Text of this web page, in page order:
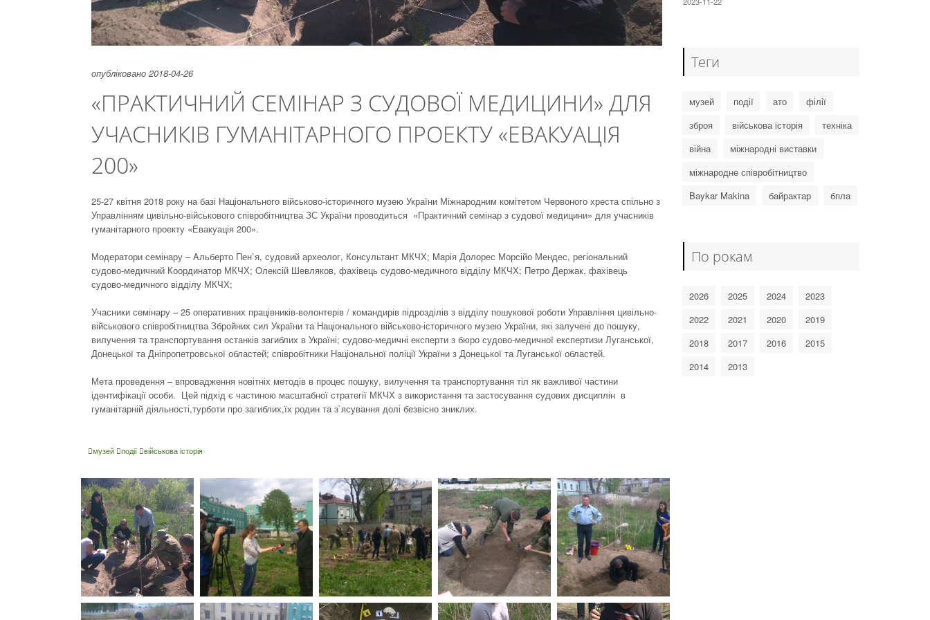
опубліковано 2018-04-26
«ПРАКТИЧНИЙ СЕМІНАР З СУДОВОЇ МЕДИЦИНИ» ДЛЯ
УЧАСНИКІВ ГУМАНІТАРНОГО ПРОЕКТУ «ЕВАКУАЦІЯ
200»
25-27 квітня 2018 року на базі Національного військово-історичного музею України Міжнародним комітетом Червоного хреста спільно з
Управлінням цивільно-військового співробітництва ЗС України проводиться «Практичний семінар з судової медицини» для учасників
гуманітарного проекту «Евакуація 200».
Модератори семінару – Aльберто Пен`я, судовий археолог, Консультант МКЧХ; Maрія Долорес Морсійо Мендес, регіональний
судово-медичний Координатор МКЧХ; Oлексій Шевляков, фахівець судово-медичного відділу МКЧХ; Петро Держак, фахівець
судово-медичного відділу МКЧХ;
Учасники семінару – 25 оперативних працівників-волонтерів / командирів підрозділів з відділу пошукової роботи Управління цивільно-
військового співробітництва Збройних сил України та Національного військово-історичного музею України, які залучені до пошуку,
вилучення та транспортування останків загиблих в Україні; судово-медичні експерти з бюро судово-медичної експертизи Луганської,
Донецької та Дніпропетровської областей; співробітники Національної поліції України з Донецької та Луганської областей.
Мета проведення – впровадження новітніх методів в процес пошуку, вилучення та транспортування тіл як важливої частини
ідентифікації особи. Цей підхід є частиною масштабної стратегії МКЧХ з використання та застосування судових дисциплін в
гуманітарній діяльності,турботи про загиблих,їх родин та з`ясування долі безвісно зниклих.
музей події військова історія
Теги
музей події ато
філії
зброя
військова історія
техніка
війна
міжнародні виставки
міжнародне співробітництво
Baykar Makina
байрактар бпла
По рокам
2026 2025 2024
2023
2022
2021 2020
2019
2018
2017 2016
2015
2014
2013